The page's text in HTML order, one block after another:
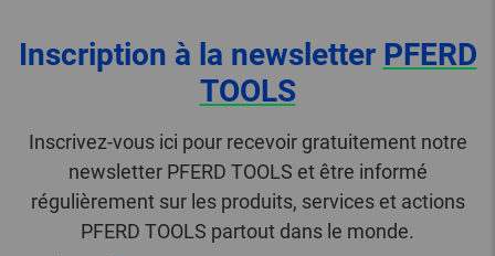
Inscription à la newsletter PFERD
TOOLS
Inscrivez-vous ici pour recevoir gratuitement notre
newsletter PFERD TOOLS et être informé
régulièrement sur les produits, services et actions
PFERD TOOLS partout dans le monde.